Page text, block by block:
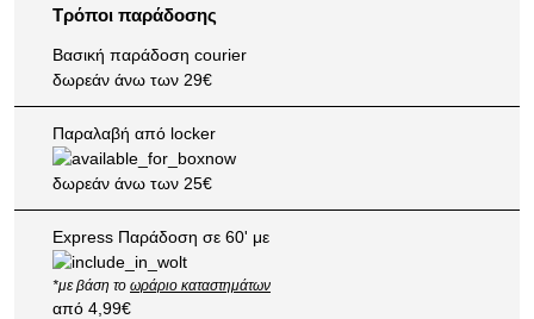
Τρόποι παράδοσης
Βασική παράδοση courier
δωρεάν άνω των 29€
Παραλαβή από locker
δωρεάν άνω των 25€
Express Παράδοση σε 60' με
*με βάση το ωράριο καταστημάτων
από 4,99€